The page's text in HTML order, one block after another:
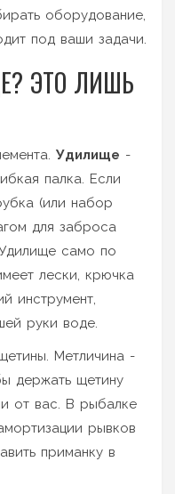
оборудование,
под ваши задачи.
ЭТО ЛИШЬ
Удилище -
палка. Если
(или набор
для заброса
само по
лески, крючка
инструмент,
руки воде.
Метличина -
держать щетину
от вас. В рыбалке
рывков
приманку в